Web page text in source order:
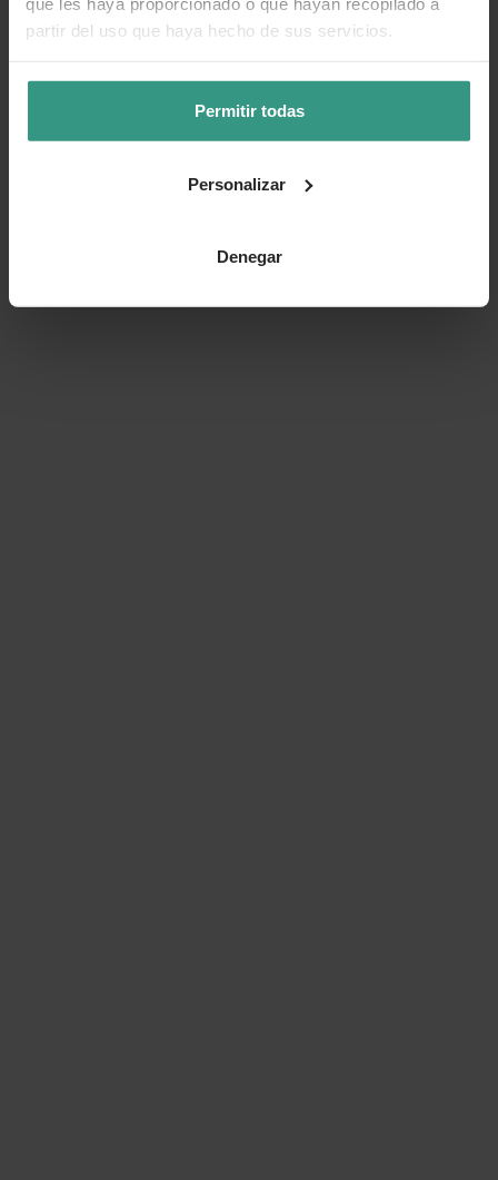
partir del uso que haya hecho de sus servicios.
Permitir todas
Personalizar
Denegar